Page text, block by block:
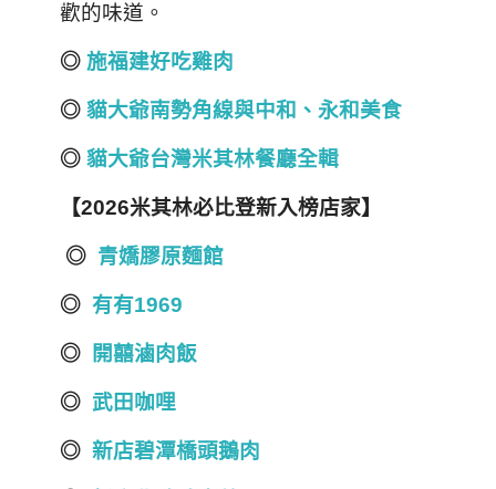
歡的味道。
◎ 施福建好吃雞肉
◎ 貓大爺南勢角線與中和、永和美食
◎ 貓大爺台灣米其林餐廳全輯
【2026米其林必比登新入榜店家】
◎ 青嬌膠原麵館
◎ 有有1969
◎ 開囍滷肉飯
◎ 武田咖哩
◎ 新店碧潭橋頭鵝肉